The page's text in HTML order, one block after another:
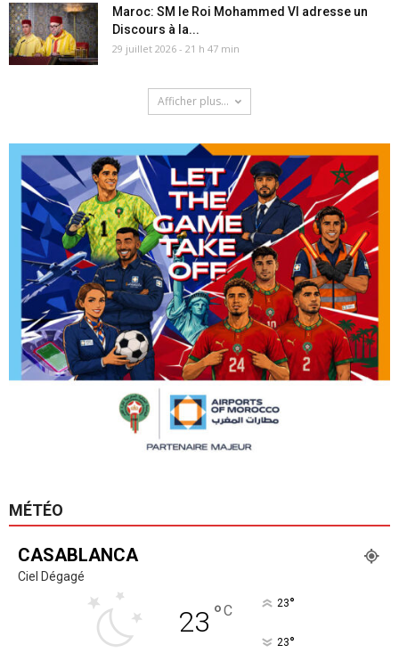
Maroc: SM le Roi Mohammed VI adresse un
Discours à la...
29 juillet 2026 - 21 h 47 min
Afficher plus...
MÉTÉO
CASABLANCA
Ciel Dégagé
23 °C 23°
23°